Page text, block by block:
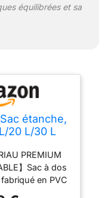
Vous pouvez
de le porter
sur votre
ainsi vos
en faire plus.
À UTILISER ET
】Il suffit de
équipement
étanche, de
le bas
équilibrées et sa
étanche,
20 L/30 L
d'épaule
pour
rafting,
PREMIUM
】Sac à dos
en PVC